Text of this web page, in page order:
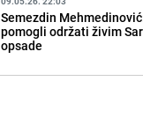
Semezdin
pomogli održati živim
opsade